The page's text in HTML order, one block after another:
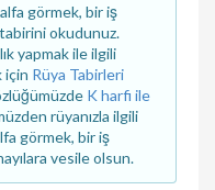
görmek, bir iş
okudunuz.
yapmak ile ilgili
için Rüya Tabirleri
K harfi ile
rüyanızla ilgili
görmek, bir iş
vesile olsun.